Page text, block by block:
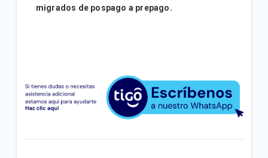
migrados de pospago a prepago.